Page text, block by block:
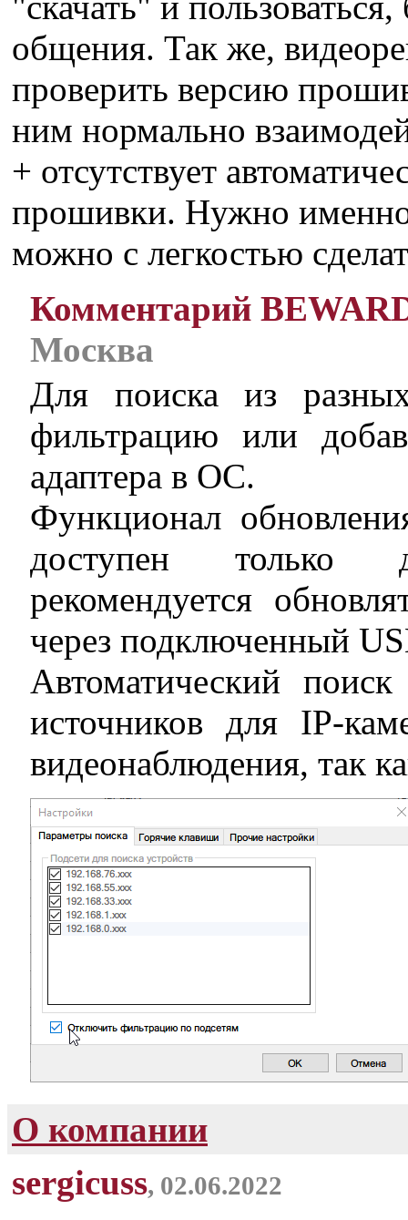
общения. Так же,
проверить версию
ним нормально
+ отсутствует
прошивки. Нужно именно
можно с легкостью
Комментарий
Москва
Для поиска из
фильтрацию или
адаптера в ОС.
Функционал
доступен только
рекомендуется
через подключенный
Автоматический
источников для IP-
видеонаблюдения, так
О компании
sergicuss, 02.06.2022